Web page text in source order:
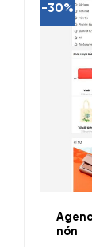
-30%
nón